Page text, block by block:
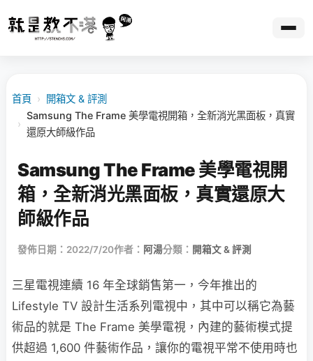
首頁 › 開箱文 & 評測
›
Samsung The Frame 美學電視開箱，全新消光黑面板，真實
還原大師級作品
Samsung The Frame 美學電視開
箱，全新消光黑面板，真實還原大
師級作品
發佈日期：2022/7/20作者： 阿湯分類： 開箱文 & 評測
三星電視連續 16 年全球銷售第一，今年推出的
Lifestyle TV 設計生活系列電視中，其中可以稱它為藝
術品的就是 The Frame 美學電視，內建的藝術模式提
供超過 1,600 件藝術作品，讓你的電視平常不使用時也